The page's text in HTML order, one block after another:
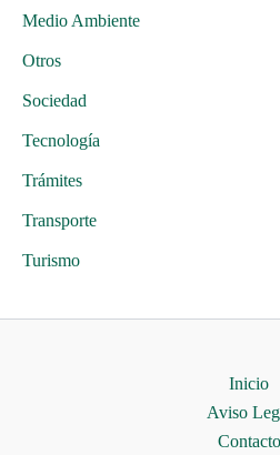
Medio Ambiente
Otros
Sociedad
Tecnología
Trámites
Transporte
Turismo
Inicio
Aviso
Contacto